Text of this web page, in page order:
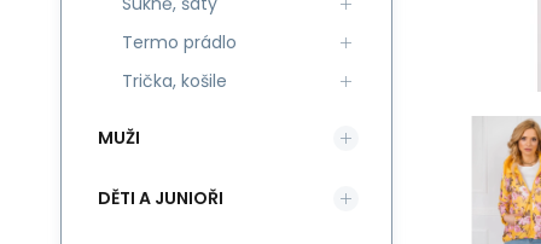
Termo prádlo
Trička, košile
MUŽI
DĚTI A JUNIOŘI